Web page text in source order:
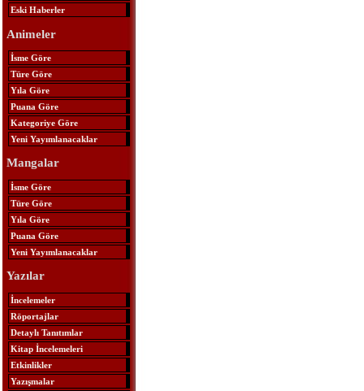
Eski Haberler
Animeler
İsme Göre
Türe Göre
Yıla Göre
Puana Göre
Kategoriye Göre
Yeni Yayımlanacaklar
Mangalar
İsme Göre
Türe Göre
Yıla Göre
Puana Göre
Yeni Yayımlanacaklar
Yazılar
İncelemeler
Röportajlar
Detaylı Tanıtımlar
Kitap İncelemeleri
Etkinlikler
Yazışmalar